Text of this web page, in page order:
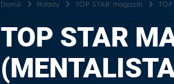
Domů Pořady TOP STAR magazín
TOP STAR